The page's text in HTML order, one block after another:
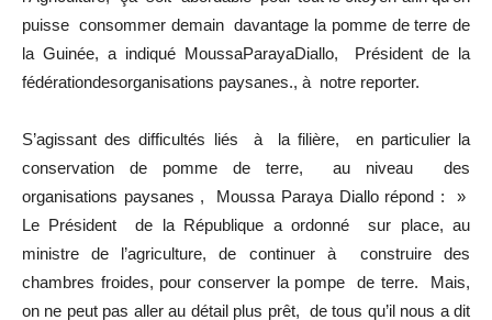
puisse consommer demain davantage la pomme de terre de
la Guinée, a indiqué MoussaParayaDiallo, Président de la
fédérationdesorganisations paysanes., à notre reporter.
S’agissant des difficultés liés à la filière, en particulier la
conservation de pomme de terre, au niveau des
organisations paysanes , Moussa Paraya Diallo répond : »
Le Président de la République a ordonné sur place, au
ministre de l’agriculture, de continuer à construire des
chambres froides, pour conserver la pompe de terre. Mais,
on ne peut pas aller au détail plus prêt, de tous qu’il nous a dit